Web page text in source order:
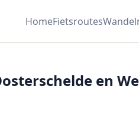
HomeFietsroutes
en